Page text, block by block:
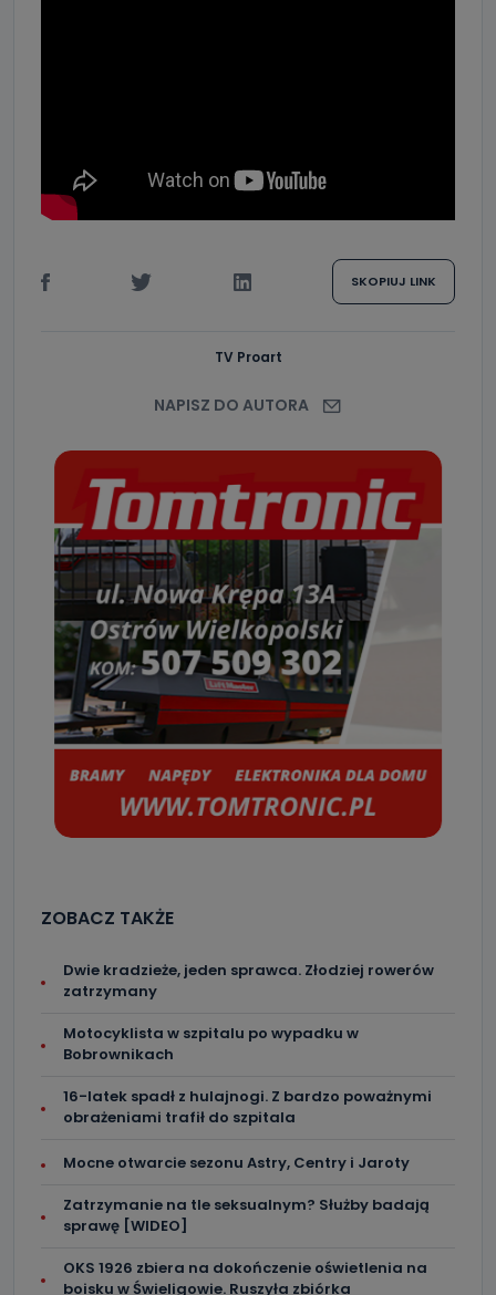
SKOPIUJ LINK
TV Proart
NAPISZ DO AUTORA
ZOBACZ TAKŻE
Dwie kradzieże, jeden sprawca. Złodziej rowerów
zatrzymany
Motocyklista w szpitalu po wypadku w
Bobrownikach
16-latek spadł z hulajnogi. Z bardzo poważnymi
obrażeniami trafił do szpitala
Mocne otwarcie sezonu Astry, Centry i Jaroty
Zatrzymanie na tle seksualnym? Służby badają
sprawę [WIDEO]
OKS 1926 zbiera na dokończenie oświetlenia na
boisku w Świeligowie. Ruszyła zbiórka